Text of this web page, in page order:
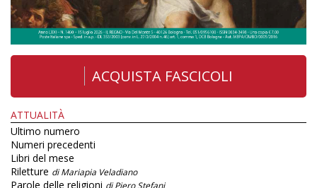
ACQUISTA FASCICOLI
ATTUALITÀ
Ultimo numero
Numeri precedenti
Libri del mese
Riletture di Mariapia Veladiano
Parole delle religioni